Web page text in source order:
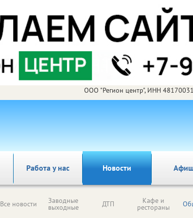
ООО "Регион центр", ИНН
Работа у нас Новости
Все новости Заводные
выходные ДТП Кафе и
рестораны